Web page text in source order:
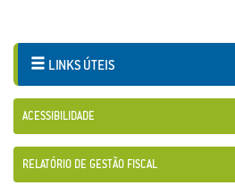
LINKS ÚTEIS
ACESSIBILIDADE
RELATÓRIO DE GESTÃO FISCAL